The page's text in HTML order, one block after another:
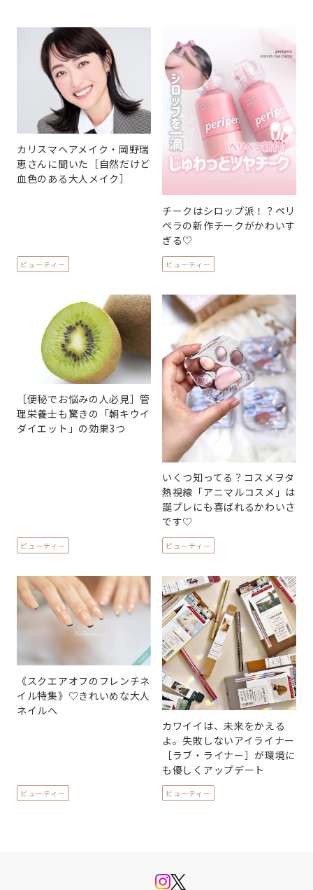
カリスマヘアメイク・岡野瑞
恵さんに聞いた［自然だけど
血色のある大人メイク］
ビューティー
チークはシロップ派！？ペリ
ペラの新作チークがかわいす
ぎる♡
ビューティー
［便秘でお悩みの人必見］管
理栄養士も驚きの「朝キウイ
ダイエット」の効果3つ
ビューティー
いくつ知ってる？コスメヲタ
熱視線「アニマルコスメ」は
誕プレにも喜ばれるかわいさ
です♡
ビューティー
《スクエアオフのフレンチネ
イル特集》♡きれいめな大人
ネイルへ
ビューティー
カワイイは、未来をかえる
よ。失敗しないアイライナー
［ラブ・ライナー］が環境に
も優しくアップデート
ビューティー